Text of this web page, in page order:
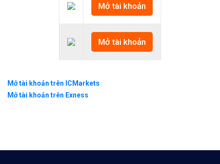
Mở tài khoản
Mở tài khoản
Mở tài khoản trên ICMarkets
Mở tài khoản trên Exness